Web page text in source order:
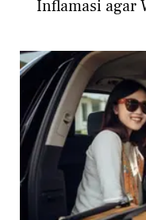
Inflamasi agar